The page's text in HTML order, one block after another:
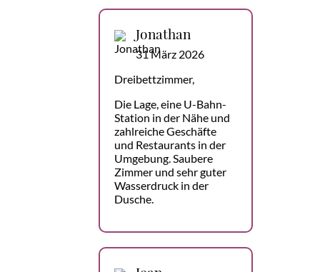
Jonathan
31 März 2026
Dreibettzimmer,
Die Lage, eine U-Bahn-
Station in der Nähe und
zahlreiche Geschäfte
und Restaurants in der
Umgebung. Saubere
Zimmer und sehr guter
Wasserdruck in der
Dusche.